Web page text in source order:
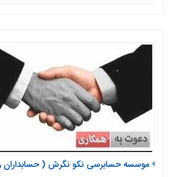
موسسه حسابرسی نکو نگرش (